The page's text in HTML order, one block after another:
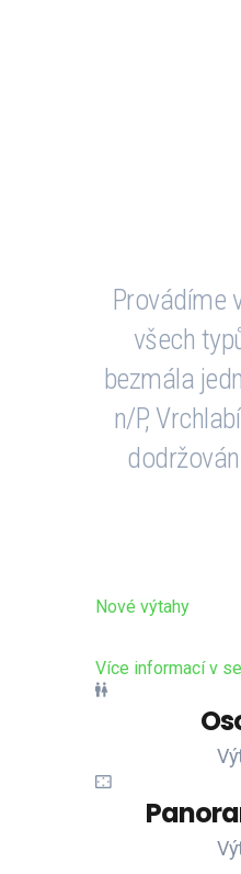
Provádíme
všech
bezmála
n/P,
Nové výtahy
Více informací v